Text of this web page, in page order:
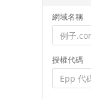
網域名稱
授權代碼